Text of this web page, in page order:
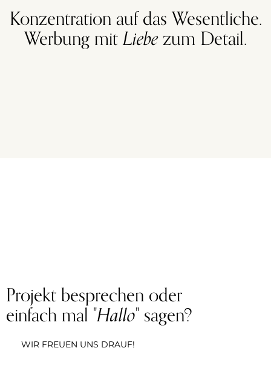
Konzentration auf das Wesentliche.
Werbung mitLiebezum Detail.
Projekt besprechen oder
einfach mal "Hallo" sagen?
WIR FREUEN UNS DRAUF!